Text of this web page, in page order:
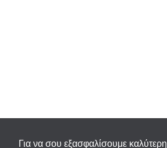
Για να σου εξασφαλίσουμε καλύτερη